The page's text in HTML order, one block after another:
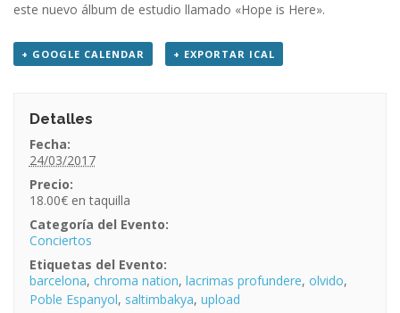
este nuevo álbum de estudio llamado «Hope is Here».
+ GOOGLE CALENDAR + EXPORTAR ICAL
Detalles
Fecha:
24/03/2017
Precio:
18.00€
Categoría del Evento:
Conciertos
Etiquetas del Evento:
barcelona, chroma nation, lacrimas profundere, olvido,
Poble Espanyol, saltimbakya, upload